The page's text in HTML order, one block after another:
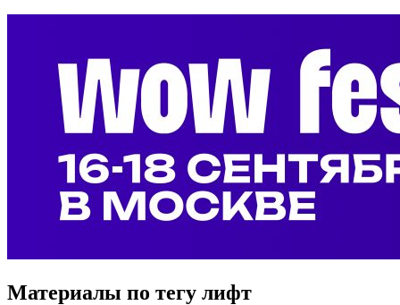
Материалы по тегу лифт